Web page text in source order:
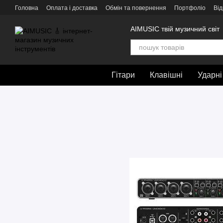
Перейти до основного контенту
Головна Оплата і доставка Обмін та повернення Портфоліо
AIMUSIC твій музичний світ
Гітари Клавішні Ударні